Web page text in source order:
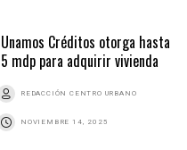
Unamos Créditos otorga hasta
5 mdp para adquirir vivienda
REDACCIÓN CENTRO URBANO
NOVIEMBRE 14, 2025